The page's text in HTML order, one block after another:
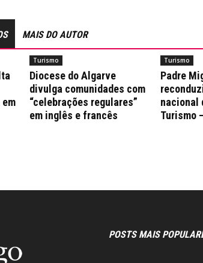
MAIS DO AUTOR
em
Turismo
Diocese do Algarve
divulga comunidades com
“celebrações regulares”
em inglês e francês
Turismo
Padre
nacional
Turismo
POSTS MAIS